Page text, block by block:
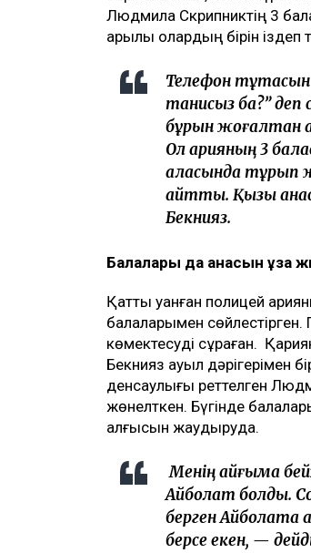
Людмила Скрипниктің 3
арқылы олардың бірін іздеп
Телефон
танисыз ба?”
бұрын жоғалтқан
Ол қарияның 3
қаласында тұрып
айтты. Қызы
Бекнияз.
Балалары да анасын ұзақ
Қатты қуанған полицей
балаларымен сөйлестірген.
көмектесуді сұраған.
Бекнияз ауыл дәрігерімен
денсаулығы реттелген
жөнелткен. Бүгінде
алғысын жаудыруда.
Менің қайғыма
Айболат болды.
берген
берсе екен, — дейді